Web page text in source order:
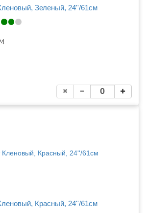
Зеленый, 24''/61см
Красный, 24''/61см